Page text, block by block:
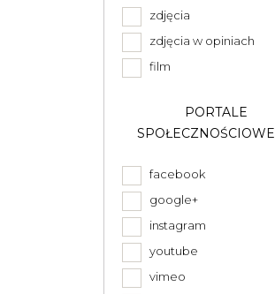
zdjęcia
zdjęcia w opiniach
film
PORTALE
SPOŁECZNOŚCIOWE
facebook
google+
instagram
youtube
vimeo